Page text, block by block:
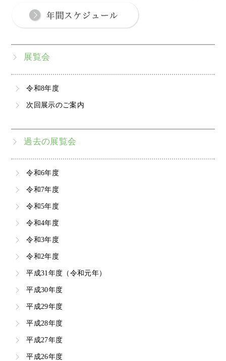
展覧会
令和8年度
次回展示のご案内
過去の展覧会
令和6年度
令和7年度
令和5年度
令和4年度
令和3年度
令和2年度
平成31年度（令和元年）
平成30年度
平成29年度
平成28年度
平成27年度
平成26年度